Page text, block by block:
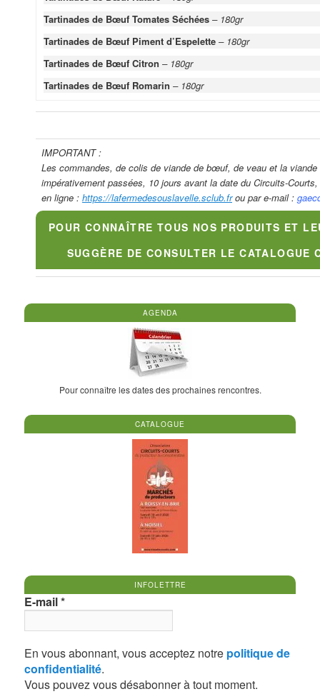
Tartinades de Bœuf Tomates Séchées – 180gr
Tartinades de Bœuf Piment d’Espelette – 180gr
Tartinades de Bœuf Citron – 180gr
Tartinades de Bœuf Romarin – 180gr
IMPORTANT :
Les commandes, de colis de viande de bœuf, de veau et la
impérativement passées, 10 jours avant la date du Circuits-
en ligne : https://lafermedesouslavelle.sclub.frou par e-mail :
POUR CONNAÎTRE TOUS NOS PRODUITS ET
SUGGÈRE DE CONSULTER LE CATALOGUE
AGENDA
Pour connaître les dates des prochaines rencontres.
CATALOGUE
INFOLETTRE
E-mail*
En vous abonnant, vous acceptez notre politique de
confidentialité.
Vous pouvez vous désabonner à tout moment.